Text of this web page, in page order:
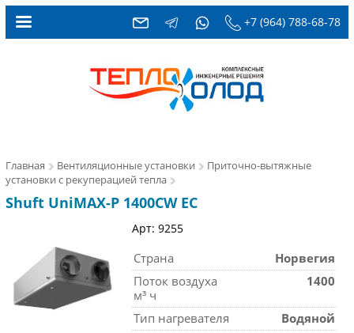
+7 (964) 788-68-78
Главная Вентиляционные установки
Приточно-вытяжные
установки с рекуперацией тепла
Shuft UniMAX-P 1400CW EC
Арт: 9255
Страна
Норвегия
Поток воздуха
м³ ч
1400
Тип нагревателя
Водяной